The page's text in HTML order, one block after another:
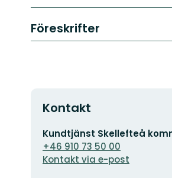
Föreskrifter
Kontakt
E-
postadress
Kundtjänst Skellefteå
+46 910 73 50 00
Kontakt via e-post